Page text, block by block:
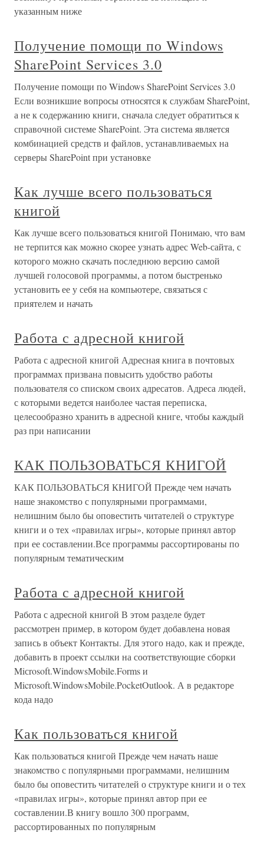
указанным ниже
Получение помощи по Windows
SharePoint Services 3.0
Получение помощи по Windows SharePoint Services 3.0
Если возникшие вопросы относятся к службам SharePoint,
а не к содержанию книги, сначала следует обратиться к
справочной системе SharePoint. Эта система является
комбинацией средств и файлов, устанавливаемых на
серверы SharePoint при установке
Как лучше всего пользоваться
книгой
Как лучше всего пользоваться книгой Понимаю, что вам
не терпится как можно скорее узнать адрес Web-сайта, с
которого можно скачать последнюю версию самой
лучшей голосовой программы, а потом быстренько
установить ее у себя на компьютере, связаться с
приятелем и начать
Работа с адресной книгой
Работа с адресной книгой Адресная книга в почтовых
программах призвана повысить удобство работы
пользователя со списком своих адресатов. Адреса людей,
с которыми ведется наиболее частая переписка,
целесообразно хранить в адресной книге, чтобы каждый
раз при написании
КАК ПОЛЬЗОВАТЬСЯ КНИГОЙ
КАК ПОЛЬЗОВАТЬСЯ КНИГОЙ Прежде чем начать
наше знакомство с популярными программами,
нелишним было бы оповестить читателей о структуре
книги и о тех «правилах игры», которые принял автор
при ее составлении.Все программы рассортированы по
популярным тематическим
Работа с адресной книгой
Работа с адресной книгой В этом разделе будет
рассмотрен пример, в котором будет добавлена новая
запись в объект Контакты. Для этого надо, как и прежде,
добавить в проект ссылки на соответствующие сборки
Miсrosoft.WindowsMobile.Forms и
Microsoft.WindowsMobilе.PocketOutlook. А в редакторе
кода надо
Как пользоваться книгой
Как пользоваться книгой Прежде чем начать наше
знакомство с популярными программами, нелишним
было бы оповестить читателей о структуре книги и о тех
«правилах игры», которые принял автор при ее
составлении.В книгу вошло 300 программ,
рассортированных по популярным